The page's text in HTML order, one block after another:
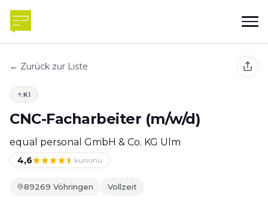
← Zurück zur Liste
KI
CNC-Facharbeiter (m/w/d)
equal personal GmbH & Co. KG Ulm
4,6 kununu
89269 Vöhringen Vollzeit